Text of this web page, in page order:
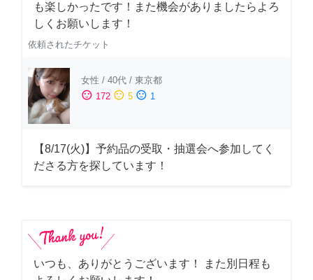
も楽しかったです！また機会がありましたらよろ
しくお願いします！
依頼されたチケット
女性 / 40代 / 東京都
sentiment_satisfied 172 sentiment_neutral 5 sentiment_dissatisfied 1
【8/17(火)】予約品の受取・抽選会へ参加してく
ださる方を探しています！
いつも、ありがとうございます！ また別日程も